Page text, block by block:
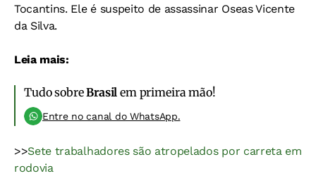
Tocantins. Ele é suspeito de assassinar Oseas Vicente
da Silva.
Leia mais:
Tudo sobreBrasil em primeira mão!
Entre no canal do WhatsApp.
>>Sete trabalhadores são atropelados por carreta em
rodovia